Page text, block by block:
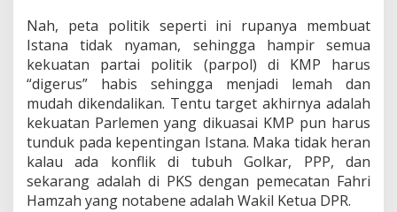
Nah, peta politik seperti ini rupanya membuat
Istana tidak nyaman, sehingga hampir semua
kekuatan partai politik (parpol) di KMP harus
“digerus” habis sehingga menjadi lemah dan
mudah dikendalikan. Tentu target akhirnya adalah
kekuatan Parlemen yang dikuasai KMP pun harus
tunduk pada kepentingan Istana. Maka tidak heran
kalau ada konflik di tubuh Golkar, PPP, dan
sekarang adalah di PKS dengan pemecatan Fahri
Hamzah yang notabene adalah Wakil Ketua DPR.